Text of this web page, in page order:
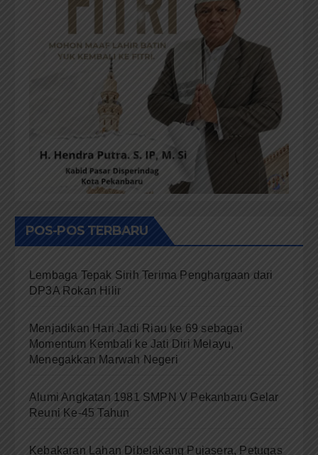
POS-POS TERBARU
Lembaga Tepak Sirih Terima Penghargaan dari
DP3A Rokan Hilir
Menjadikan Hari Jadi Riau ke 69 sebagai
Momentum Kembali ke Jati Diri Melayu,
Menegakkan Marwah Negeri
Alumi Angkatan 1981 SMPN V Pekanbaru Gelar
Reuni Ke-45 Tahun
Kebakaran Lahan Dibelakang Pujasera, Petugas